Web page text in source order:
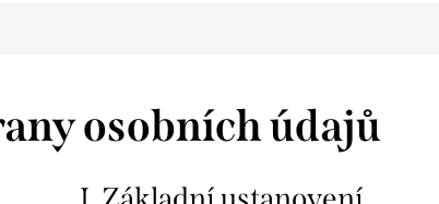
osobních údajů